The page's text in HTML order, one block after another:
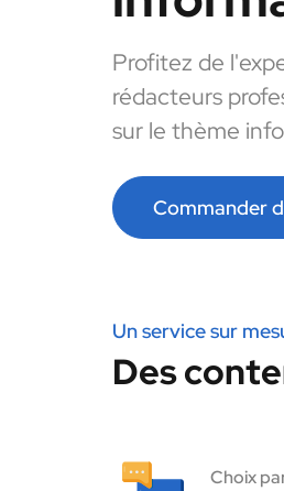
Profitez de
rédacteurs
sur le thème
Commander
Un service sur
Des
Choix